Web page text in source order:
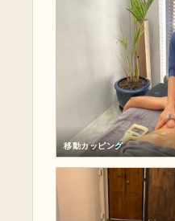
移動カッピング